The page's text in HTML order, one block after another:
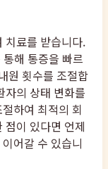
치료를 받습니다.
해 통증을 빠르
원 횟수를 조절합
자의 상태 변화를
하여 최적의 회
점이 있다면 언제
어갈 수 있습니